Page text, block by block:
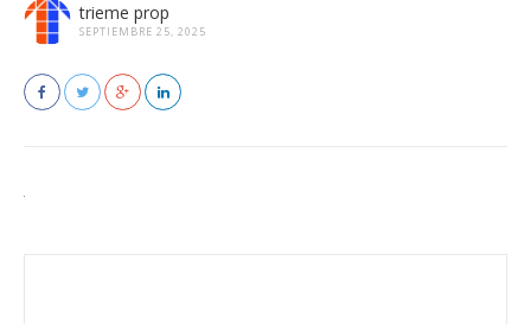
trieme prop
SEPTIEMBRE 25, 2025